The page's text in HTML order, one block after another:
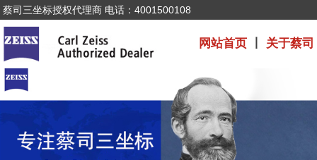
蔡司三坐标授权代理商 电话：4001500108
网站首页丨 关于蔡司